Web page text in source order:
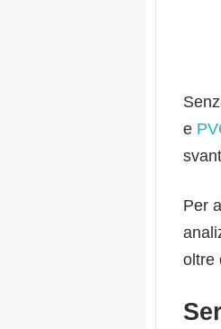
e
Per
oltre